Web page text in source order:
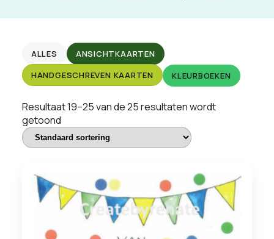
ALLES
ANSICHTKAARTEN
HANDGESCHREVEN KAARTEN
KLEURBOEKEN
Resultaat 19–25 van de 25 resultaten wordt
getoond